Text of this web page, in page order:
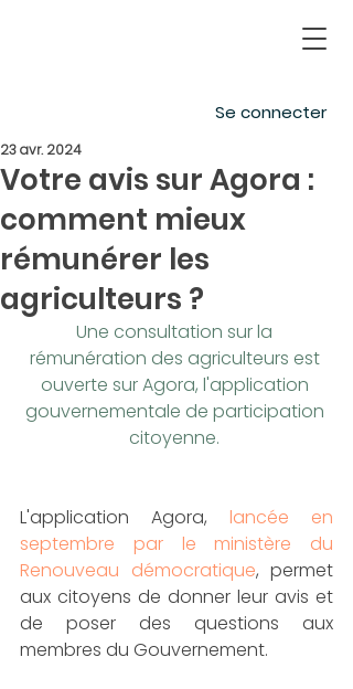
Se connecter
Votre avis sur Agora :
comment mieux
rémunérer les
agriculteurs ?
23 avr. 2024
Une consultation sur la
rémunération des agriculteurs est
ouverte sur Agora, l'application
gouvernementale de participation
citoyenne.
L'application Agora, lancée en
septembre par le ministère du
Renouveau démocratique, permet
aux citoyens de donner leur avis et
de poser des questions aux
membres du Gouvernement.